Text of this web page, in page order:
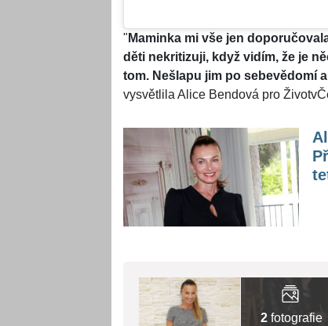
" Maminka mi vše jen
děti nekritizuji, když vidím, že je
tom. Nešlapu jim po sebevědomí
vysvětlila Alice Bendová pro
2 fotografie